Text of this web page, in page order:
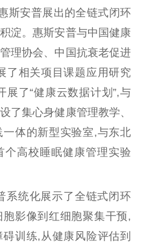
斯安普展出的全链式闭环
淀。惠斯安普与中国健康
理协会、中国抗衰老促进
了相关项目课题应用研究
展了“健康云数据计划”,与
了集心身健康管理教学、
体的新型实验室,与东北
个高校睡眠健康管理实验
系统化展示了全链式闭环
影像到红细胞聚集干预,
训练,从健康风险评估到